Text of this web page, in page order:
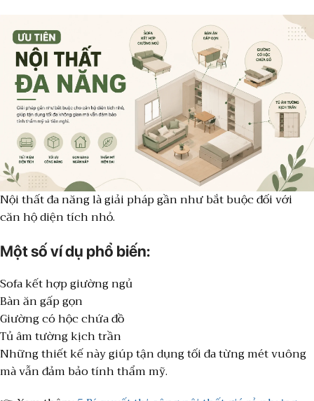
Nội thất đa năng là giải pháp gần như bắt buộc đối với
căn hộ diện tích nhỏ.
Một số ví dụ phổ biến:
Sofa kết hợp giường ngủ
Bàn ăn gấp gọn
Giường có hộc chứa đồ
Tủ âm tường kịch trần
Những thiết kế này giúp tận dụng tối đa từng mét vuông
mà vẫn đảm bảo tính thẩm mỹ.